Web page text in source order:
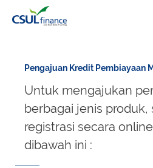
Pengajuan Kredit Pembiayaan
Untuk mengajukan
berbagai jenis produk,
registrasi secara
dibawah ini :